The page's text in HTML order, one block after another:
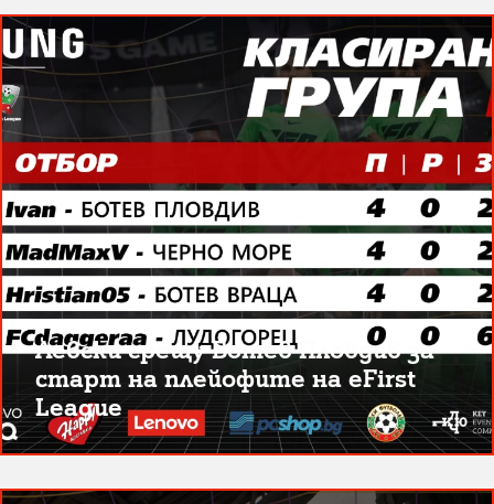
Левски срещу Ботев Пловдив за
старт на плейофите на eFirst
League